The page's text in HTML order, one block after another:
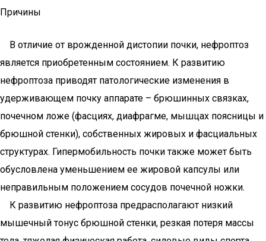
Причины
В отличие от врожденной дистопии почки, нефроптоз
является приобретенным состоянием. К развитию
нефроптоза приводят патологические изменения в
удерживающем почку аппарате – брюшинных связках,
почечном ложе (фасциях, диафрагме, мышцах поясницы и
брюшной стенки), собственных жировых и фасциальных
структурах. Гипермобильность почки также может быть
обусловлена уменьшением ее жировой капсулы или
неправильным положением сосудов почечной ножки.
К развитию нефроптоза предрасполагают низкий
мышечный тонус брюшной стенки, резкая потеря массы